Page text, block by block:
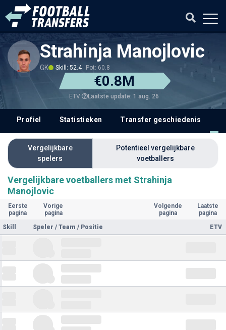
Strahinja Manojlovic
GK Skill: 52.4 Pot: 60.8
€0.8M
ETV Laatste update: 1 aug. 26
Profiel Statistieken Transfer geschiedenis
Vergelijkbare
spelers
Potentieel vergelijkbare
voetballers
Vergelijkbare voetballers met Strahinja
Manojlovic
Eerste
pagina
Vorige
pagina
Volgende
pagina
Laatste
pagina
Skill
Speler / Team / Positie ETV